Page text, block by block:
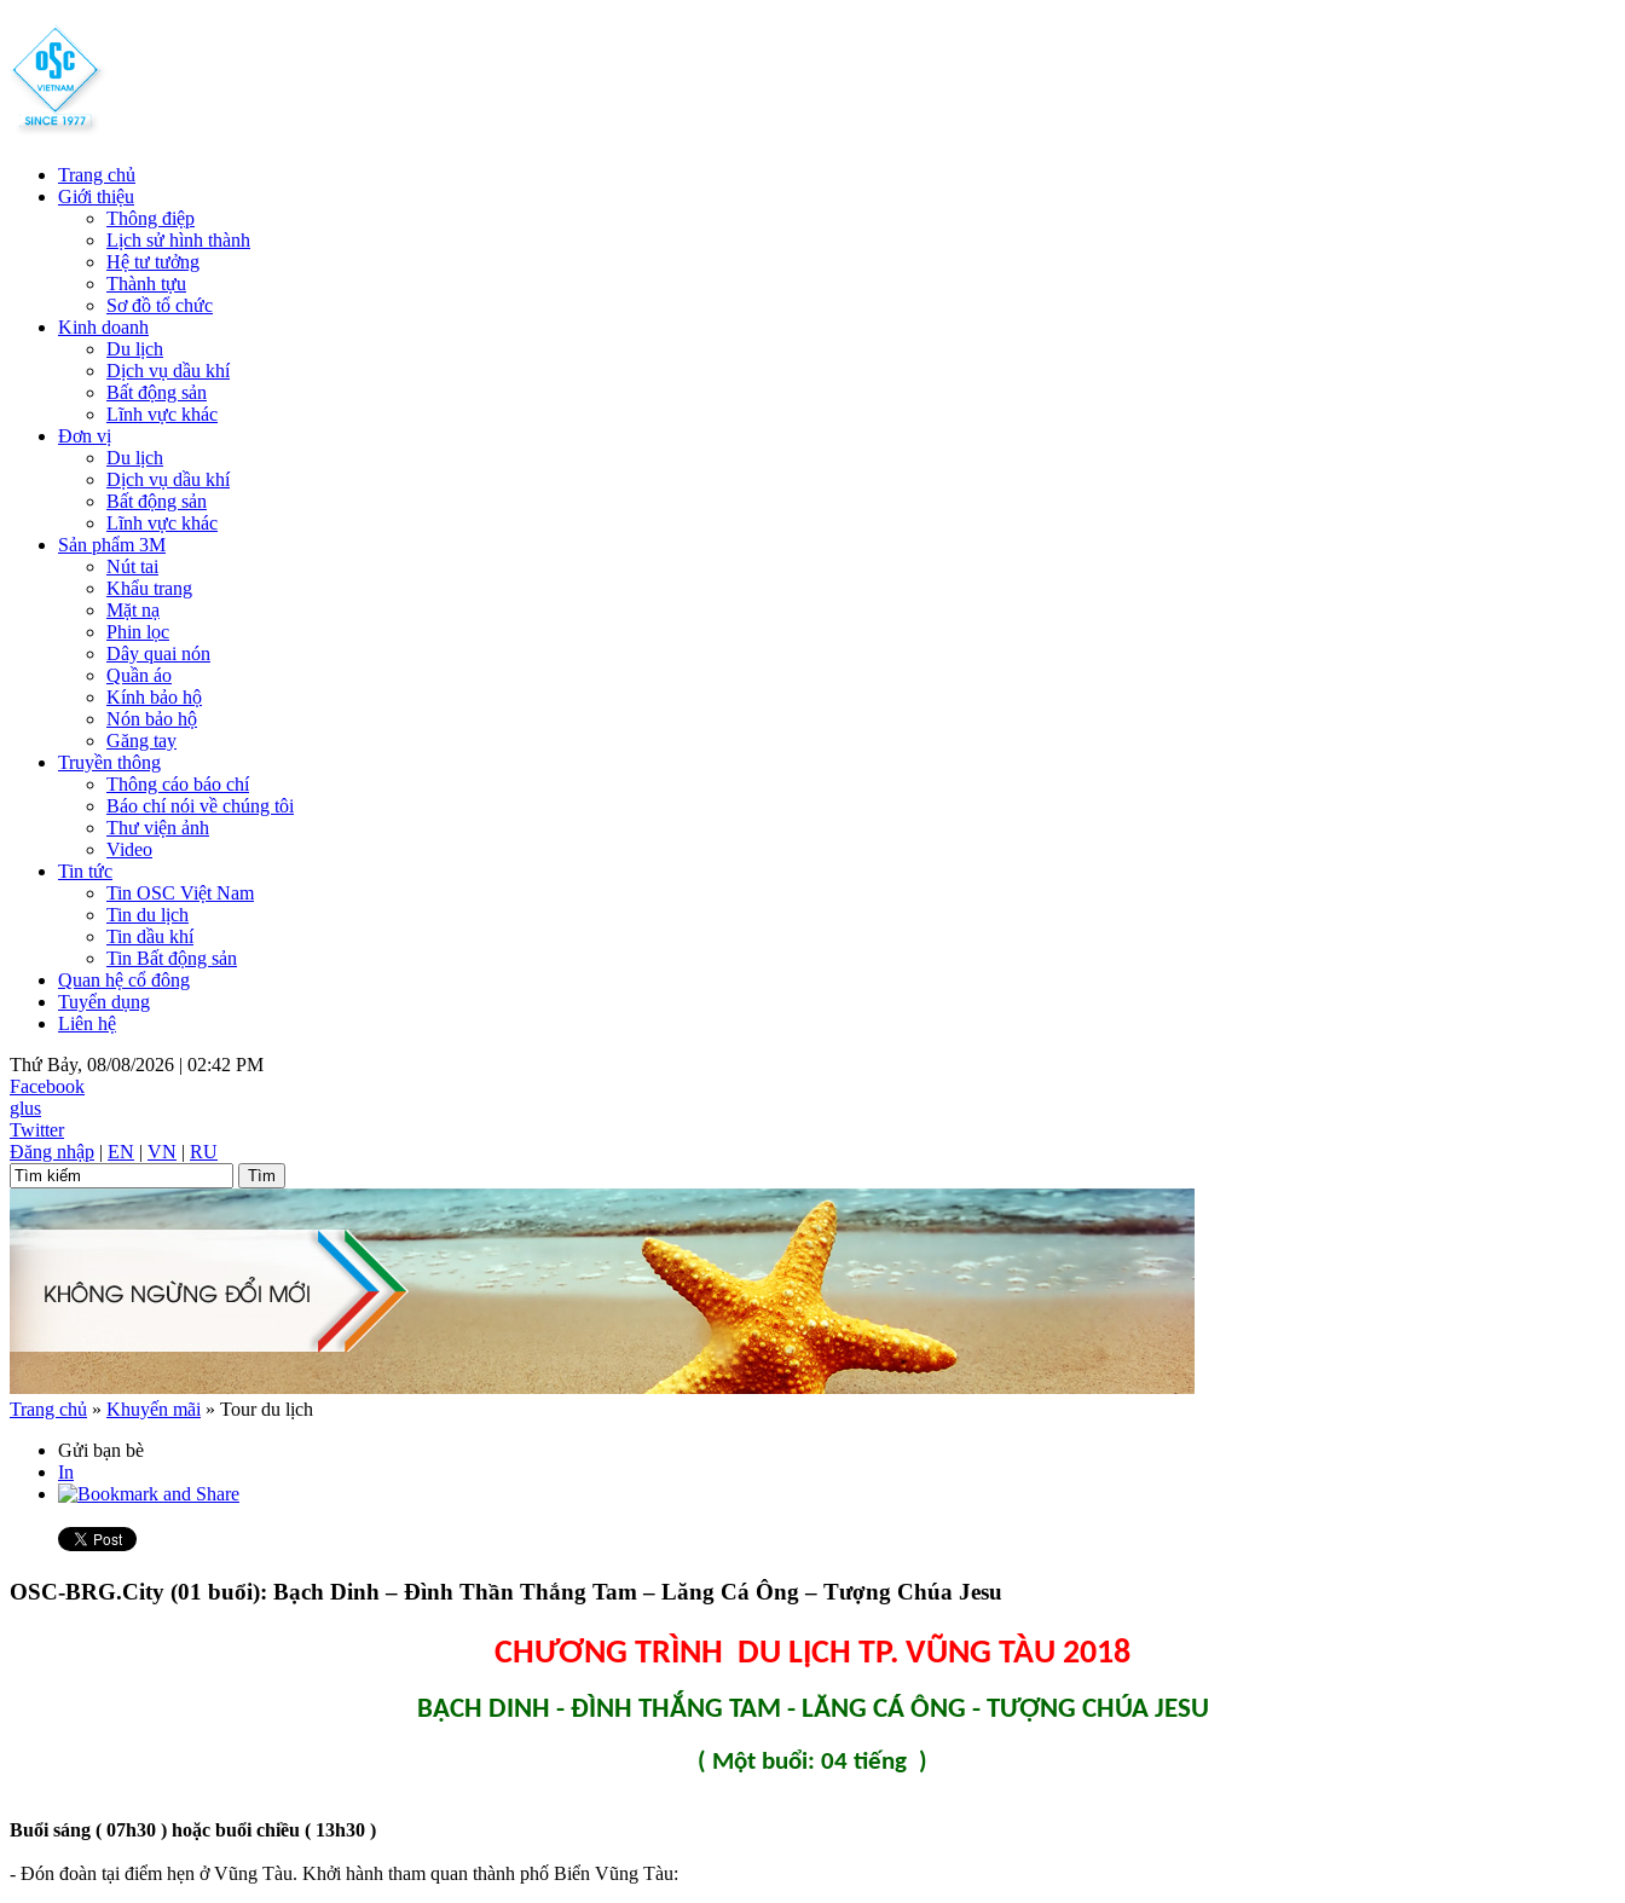
Trang chủ
Giới thiệu
Thông điệp
Lịch sử hình thành
Hệ tư tưởng
Thành tựu
Sơ đồ tổ chức
Kinh doanh
Du lịch
Dịch vụ dầu khí
Bất động sản
Lĩnh vực khác
Đơn vị
Du lịch
Dịch vụ dầu khí
Bất động sản
Lĩnh vực khác
Sản phẩm 3M
Nút tai
Khẩu trang
Mặt nạ
Phin lọc
Dây quai nón
Quần áo
Kính bảo hộ
Nón bảo hộ
Găng tay
Truyền thông
Thông cáo báo chí
Báo chí nói về chúng tôi
Thư viện ảnh
Video
Tin tức
Tin OSC Việt Nam
Tin du lịch
Tin dầu khí
Tin Bất động sản
Quan hệ cổ đông
Tuyển dụng
Liên hệ
Thứ Bảy, 08/08/2026 | 02:42 PM
Facebook
glus
Twitter
Đăng nhập | EN | VN | RU
Trang chủ » Khuyến mãi » Tour du lịch
Gửi bạn bè
In
OSC-BRG.City (01 buổi): Bạch Dinh – Đình Thần Thắng Tam – Lăng Cá Ông – Tượng Chúa Jesu
CHƯƠNG TRÌNH DU LỊCH TP. VŨNG TÀU 2018
BẠCH DINH - ĐÌNH THẮNG TAM - LĂNG CÁ ÔNG - TƯỢNG CHÚA JESU
( Một buổi: 04 tiếng )
Buổi sáng ( 07h30 ) hoặc buổi chiều ( 13h30 )
- Đón đoàn tại điểm hẹn ở Vũng Tàu. Khởi hành tham quan thành phố Biển Vũng Tàu: